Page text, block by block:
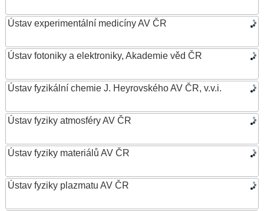
Ústav experimentální medicíny AV ČR
Ústav fotoniky a elektroniky, Akademie věd ČR
Ústav fyzikální chemie J. Heyrovského AV ČR, v.v.i.
Ústav fyziky atmosféry AV ČR
Ústav fyziky materiálů AV ČR
Ústav fyziky plazmatu AV ČR